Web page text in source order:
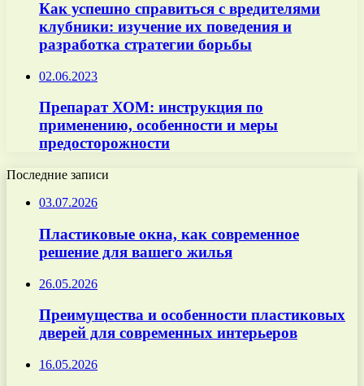
Как успешно справиться с вредителями
клубники: изучение их поведения и
разработка стратегии борьбы
02.06.2023
Препарат ХОМ: инструкция по
применению, особенности и меры
предосторожности
Последние записи
03.07.2026
Пластиковые окна, как современное
решение для вашего жилья
26.05.2026
Преимущества и особенности пластиковых
дверей для современных интерьеров
16.05.2026